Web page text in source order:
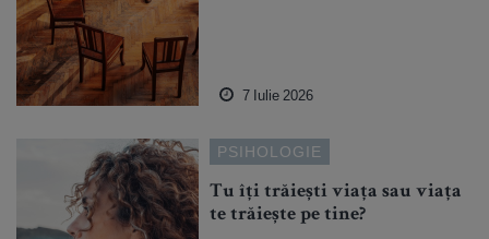
7 Iulie 2026
PSIHOLOGIE
Tu îți trăiești viața sau viața
te trăiește pe tine?